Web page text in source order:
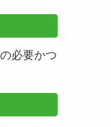
必要かつ